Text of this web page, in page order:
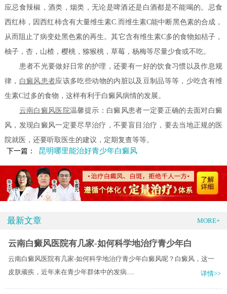
应忌食辣椒，酒类，烟类，无论是啤酒还是白酒都是不能喝的。忌食
西红柿，因西红柿含有大量维生素C.而维生素C能中断黑色素的合成，
从而阻止了病变处黑色素的再生。其它含有维生素C多的食物如桔子，
柚子，杏，山楂，樱桃，猕猴桃，草莓，杨梅等尽量少食或不吃。
患者不光要做好日常的护理，还要有一好的饮食习惯以及作息规
律， 白癜风患者应该多吃些动物的内脏以及豆制品等等，少吃含有维
生素C过多的食物，这样有利于白癜风病情的发展。
云南白癜风医院温馨提示：白癜风患者一定要正确的去面对白癜
风，发现白癜风一定要尽早治疗，不要盲目治疗，要去当地正规的医
院就医，还要听取医生的建议，定期复查等等。
下一篇：
昆明哪里能治好青少年白癜风
最新文章 MORE+
云南白癜风医院有几家-如何科学地治疗青少年白
云南白癜风医院有几家-如何科学地治疗青少年白癜风呢？白癜风，这一
皮肤顽疾，近年来在青少年群体中的发病.....
详情>>